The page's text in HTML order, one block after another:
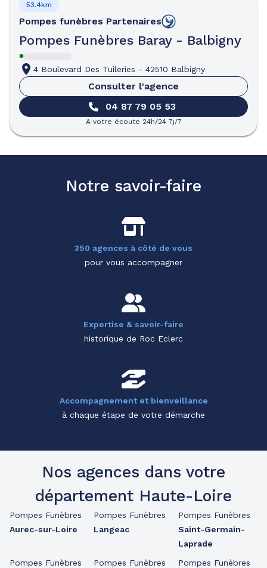
Pompes funèbres Partenaires
Pompes Funèbres Baray - Balbigny
53.4km
4 Boulevard Des Tuileries - 42510 Balbigny
Consulter l'agence
04 87 79 05 53
A votre écoute 24h/24 7j/7
Notre savoir-faire
350 agences à côté de vous
pour vous accompagner
Expertise & savoir-faire
historique de Roc Eclerc
Accompagnement et bienveillance
à chaque étape de votre démarche
Nos agences dans votre
département Haute-Loire
Pompes Funèbres
Aurec-sur-Loire
Pompes Funèbres
Pompes Funèbres
Langeac
Pompes Funèbres
Pompes Funèbres
Saint-Germain-
Laprade
Pompes Funèbres